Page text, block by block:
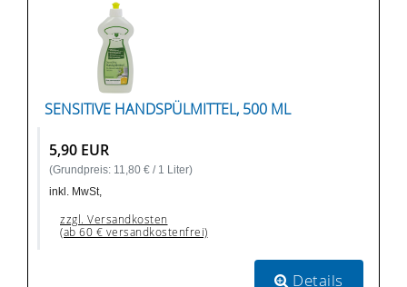
SENSITIVE HANDSPÜLMITTEL, 500 ML
5,90 EUR
(Grundpreis: 11,80 € / 1 Liter)
inkl. MwSt,
zzgl. Versandkosten
(ab 60 € versandkostenfrei)
Details